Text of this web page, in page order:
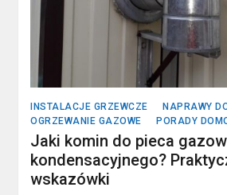
INSTALACJE GRZEWCZE
NAPRAWY
OGRZEWANIE GAZOWE
PORADY
Jaki komin do pieca
kondensacyjnego?
wskazówki